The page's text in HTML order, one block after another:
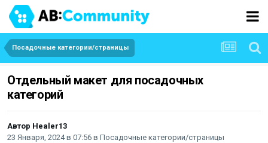
Посадочные категории/страницы
Отдельный макет для посадочных
категорий
Автор Healer13
23 Января, 2024 в 07:56 в Посадочные категории/страницы